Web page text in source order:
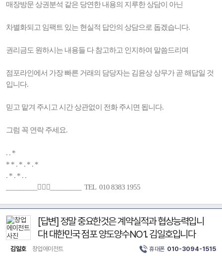
매장방문 상권분석 같은 당연한 내용의 지루한 상담이 아닌
차별화되고 임팩트 있는 현실적 답안의 상담으로 돕겠습니다.
권리금도 원하시는 내용들 다 참고하고 인지하여 말씀드리며
점포라인에서 가장 빠른 거래의 담당자는 김윤상 상무가 곧 해답일 것
입니다.
믿고 맡겨 주시고 시간 상관없이 전화 주시면 됩니다.
그럼 꼭 연락 주세요.
. . *
* * . * . * . *
. * . * . .
_________🚶🏻‍♂️_________ TEL 010 8383 1955
[답변] 정말 중요한것은 계약실적과 협상능력입니
다! 대한민국 점포 양도양수NO1. 김일호입니다
김일호 창업에이전트 휴대폰 010-3094-1515